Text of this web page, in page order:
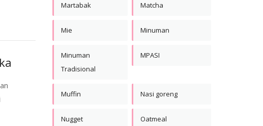
Martabak Matcha
Mie Minuman
Minuman
Tradisional
MPASI
Muffin Nasi goreng
Nugget Oatmeal